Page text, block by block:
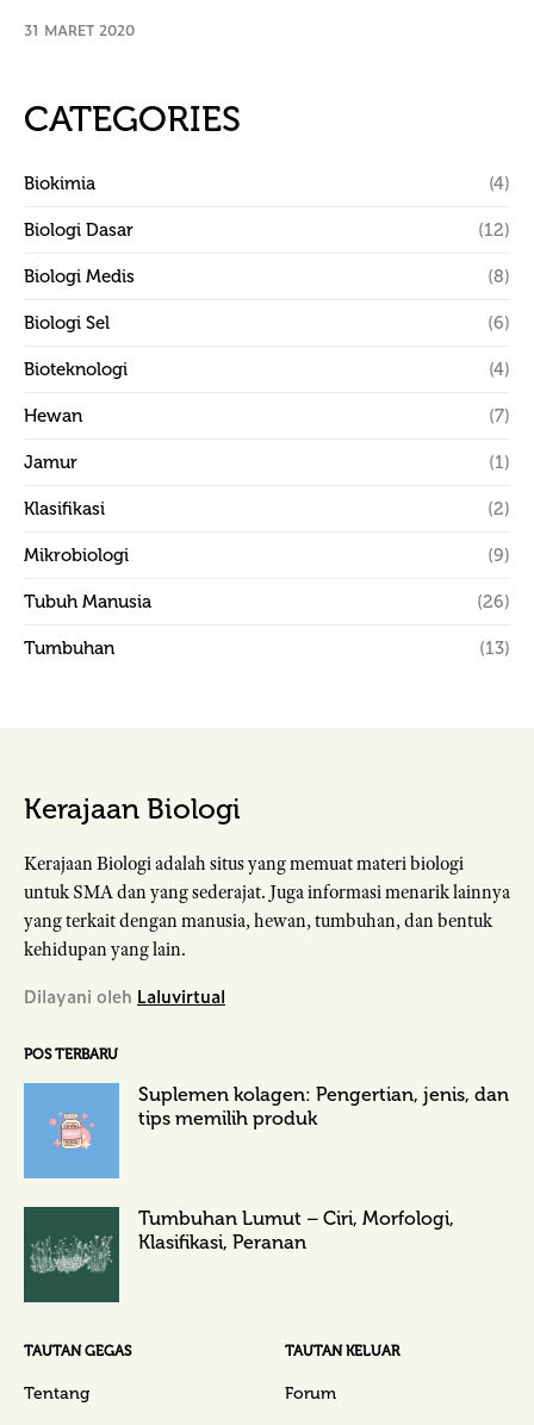
31 MARET 2020
CATEGORIES
Biokimia (4)
Biologi Dasar (12)
Biologi Medis (8)
Biologi Sel (6)
Bioteknologi (4)
Hewan (7)
Jamur (1)
Klasifikasi (2)
Mikrobiologi (9)
Tubuh Manusia (26)
Tumbuhan (13)
Kerajaan Biologi
Kerajaan Biologi adalah situs yang memuat materi biologi
untuk SMA dan yang sederajat. Juga informasi menarik lainnya
yang terkait dengan manusia, hewan, tumbuhan, dan bentuk
kehidupan yang lain.
Dilayani oleh Laluvirtual
POS TERBARU
Suplemen kolagen: Pengertian, jenis, dan
tips memilih produk
Tumbuhan Lumut – Ciri, Morfologi,
Klasifikasi, Peranan
TAUTAN GEGAS
Tentang
TAUTAN KELUAR
Forum